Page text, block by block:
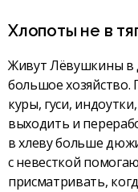
Хлопоты не в
Живут Лёвушкины в
большое хозяйство.
куры, гуси,
выходить и
в хлеву больше
с невесткой
присматривать,